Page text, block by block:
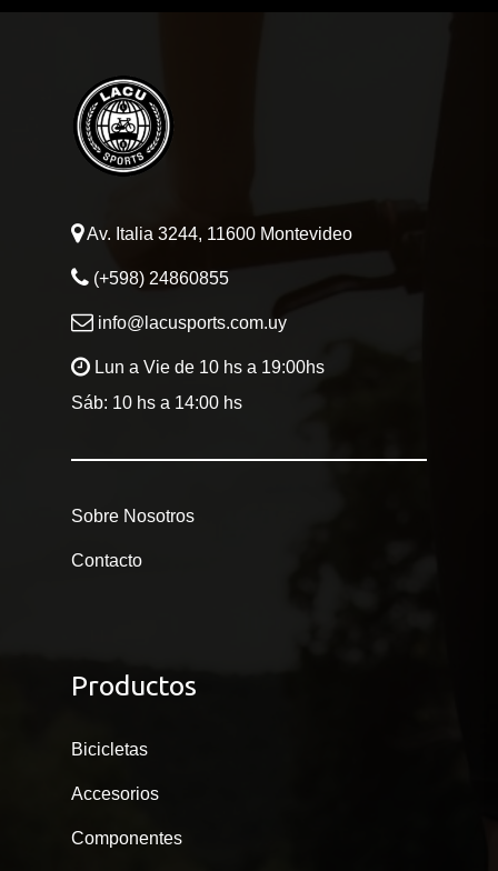
Av. Italia 3244, 11600 Montevideo
(+598) 24860855
info@lacusports.com.uy
Lun a Vie de 10 hs a 19:00hs
Sáb: 10 hs a 14:00 hs
Sobre Nosotros
Contacto
Productos
Bicicletas
Accesorios
Componentes
Sobre Nosotros